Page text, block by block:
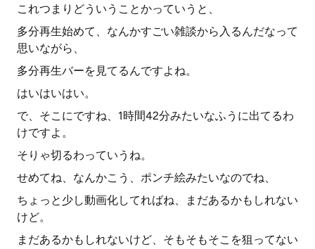
これつまりどういうことかっていうと、
多分再生始めて、なんかすごい雑談から入るんだなって
思いながら、
多分再生バーを見てるんですよね。
はいはいはい。
で、そこにですね、1時間42分みたいなふうに出てるわ
けですよ。
そりゃ切るわっていうね。
せめてね、なんかこう、ポンチ絵みたいなのでね、
ちょっと少し動画化してればね、まだあるかもしれない
けど。
まだあるかもしれないけど、そもそもそこを狙ってない